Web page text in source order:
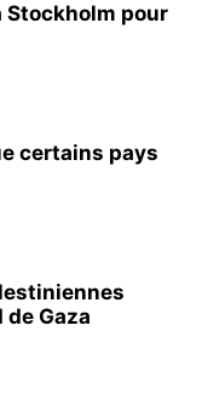
pour
certains pays
de Gaza